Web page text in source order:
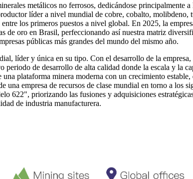
metálicos no ferrosos, dedicándose
líder a nivel mundial de cobre, cobalto,
los primeros puestos a nivel global. En 2025, la
oro en Brasil, perfeccionando así nuestra matriz
públicas más grandes del mundo del mismo año.
líder y única en su tipo. Con el desarrollo de la
periodo de desarrollo de alta calidad donde la escala y la
plataforma minera moderna con un crecimiento
una empresa de recursos de clase mundial en torno a
622", priorizando las fusiones y adquisiciones
de industria manufacturera.